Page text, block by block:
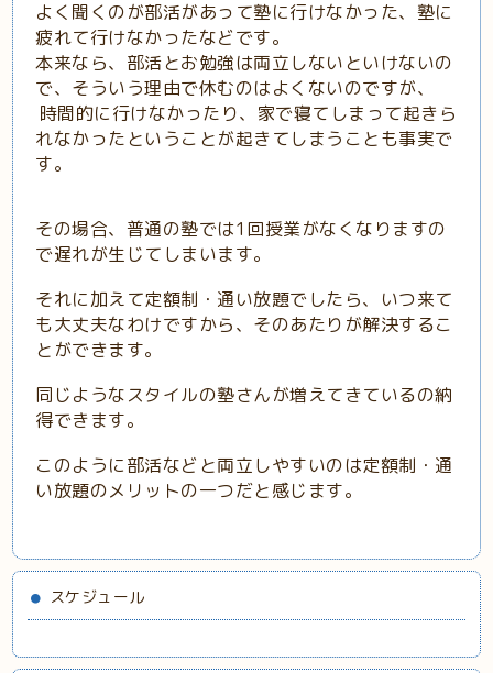
よく聞くのが部活があって塾に行けなかった、塾に
疲れて行けなかったなどです。
本来なら、部活とお勉強は両立しないといけないの
で、そういう理由で休むのはよくないのですが、
時間的に行けなかったり、家で寝てしまって起きら
れなかったということが起きてしまうことも事実で
す。
その場合、普通の塾では1回授業がなくなりますの
で遅れが生じてしまいます。
それに加えて定額制・通い放題でしたら、いつ来て
も大丈夫なわけですから、そのあたりが解決するこ
とができます。
同じようなスタイルの塾さんが増えてきているの納
得できます。
このように部活などと両立しやすいのは定額制・通
い放題のメリットの一つだと感じます。
スケジュール